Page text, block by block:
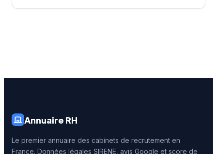
Annuaire RH
Le premier annuaire des cabinets de recrutement en
France. Données légales SIRENE, avis Google et score de